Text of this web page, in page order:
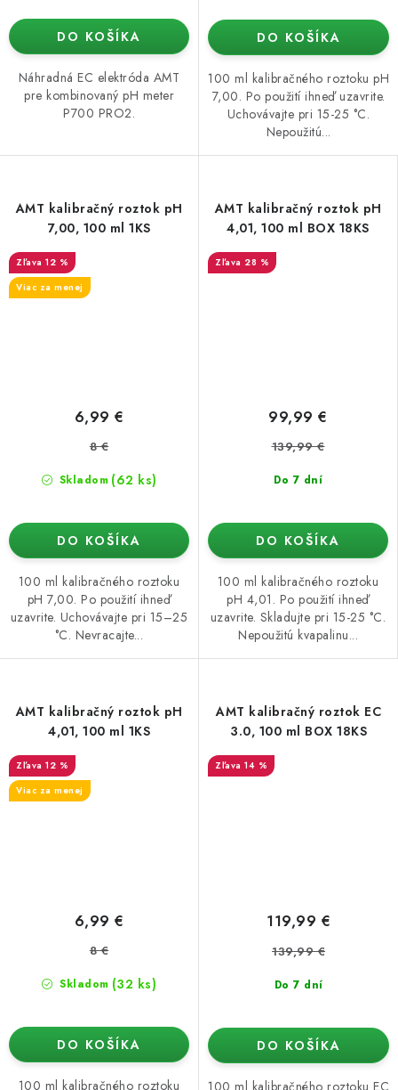
DO KOŠÍKA
Náhradná EC elektróda AMT
pre kombinovaný pH meter
P700 PRO2.
DO KOŠÍKA
100 ml kalibračného roztoku pH
7,00. Po použití ihneď uzavrite.
Uchovávajte pri 15-25 °C.
Nepoužitú...
AMT kalibračný roztok pH
7,00, 100 ml 1KS
12 %
Viac za menej
Skladom (62 ks)
6,99 €
8 €
DO KOŠÍKA
100 ml kalibračného roztoku
pH 7,00. Po použití ihneď
uzavrite. Uchovávajte pri 15–25
°C. Nevracajte...
AMT kalibračný roztok pH
4,01, 100 ml BOX 18KS
28 %
Do 7 dní
99,99 €
139,99 €
DO KOŠÍKA
100 ml kalibračného roztoku
pH 4,01. Po použití ihneď
uzavrite. Skladujte pri 15-25 °C.
Nepoužitú kvapalinu...
AMT kalibračný roztok pH
4,01, 100 ml 1KS
12 %
Viac za menej
Skladom (32 ks)
6,99 €
8 €
DO KOŠÍKA
100 ml kalibračného roztoku
AMT kalibračný roztok EC
3.0, 100 ml BOX 18KS
14 %
Do 7 dní
119,99 €
139,99 €
DO KOŠÍKA
100 ml kalibračného roztoku EC